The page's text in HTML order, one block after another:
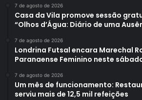
7 de agosto de 2026
Casa da Vila promove sessão
“Olhos d’Água: Diário de uma
7 de agosto de 2026
Londrina Futsal encara Marechal
Paranaense Feminino neste
7 de agosto de 2026
Um mês de funcionamento:
serviu mais de 12,5 mil refeições